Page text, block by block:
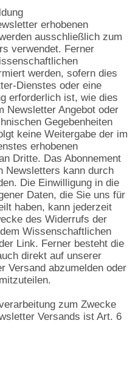
erhobenen
ausschließlich zum
verwendet. Ferner
werden, sofern dies
Dienstes oder eine
erforderlich ist, wie dies
Newsletter Angebot oder
Gegebenheiten
keine Weitergabe der im
erhobenen
Dritte. Das Abonnement
Newsletters kann durch
Die Einwilligung in die
Daten, die Sie uns für
haben, kann jederzeit
des Widerrufs der
Wissenschaftlichen
Link. Ferner besteht die
direkt auf unserer
Versand abzumelden oder
zum Zwecke
Versands ist Art. 6